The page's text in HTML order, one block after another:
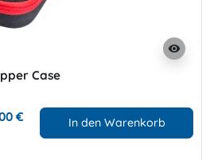
visibility
Case
€ In den Warenkorb